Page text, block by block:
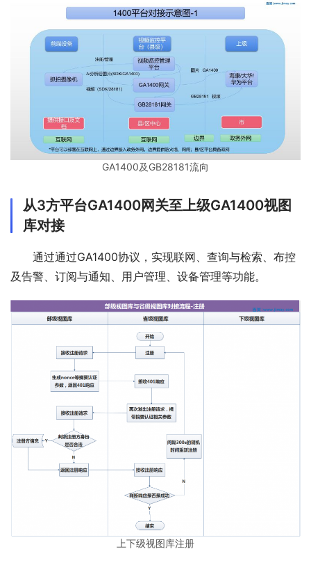
GA1400及GB28181流向
从3方平台GA1400网关至上级GA1400视图
库对接
通过通过GA1400协议，实现联网、查询与检索、布控
及告警、订阅与通知、用户管理、设备管理等功能。
上下级视图库注册